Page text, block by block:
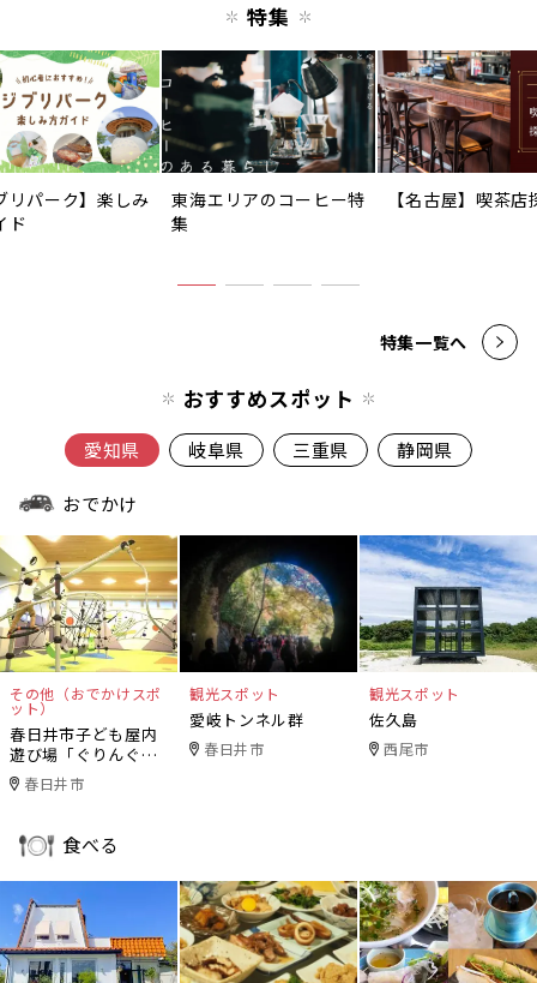
特集
リパーク】楽しみ
ド
東海エリアのコーヒー特
集
【名古屋】喫茶店
特集一覧へ
おすすめスポット
愛知県 岐阜県 三重県 静岡県
おでかけ
その他（おでかけスポ
ット）
春日井市子ども屋内
遊び場「ぐりんぐり
ん」春日井市
観光スポット
愛岐トンネル群
春日井市
観光スポット
佐久島
西尾市
食べる